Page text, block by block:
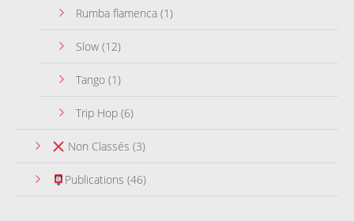
Rumba flamenca (1)
Slow (12)
Tango (1)
Trip Hop (6)
Non Classés (3)
Publications (46)